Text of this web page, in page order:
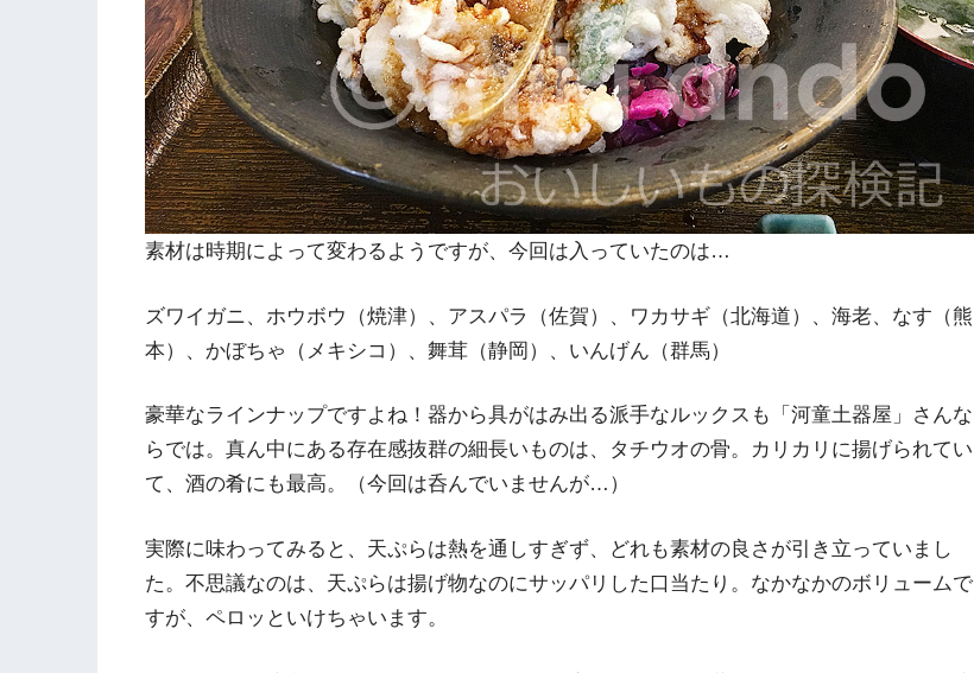
素材は時期によって変わるようですが、今回は入っていたのは…
ズワイガニ、ホウボウ（焼津）、アスパラ（佐賀）、ワカサギ（北海道）、海老、なす（熊
本）、かぼちゃ（メキシコ）、舞茸（静岡）、いんげん（群馬）
豪華なラインナップですよね！器から具がはみ出る派手なルックスも「河童土器屋」さんな
らでは。真ん中にある存在感抜群の細長いものは、タチウオの骨。カリカリに揚げられてい
て、酒の肴にも最高。（今回は呑んでいませんが…）
実際に味わってみると、天ぷらは熱を通しすぎず、どれも素材の良さが引き立っていまし
た。不思議なのは、天ぷらは揚げ物なのにサッパリした口当たり。なかなかのボリュームで
すが、ペロッといけちゃいます。